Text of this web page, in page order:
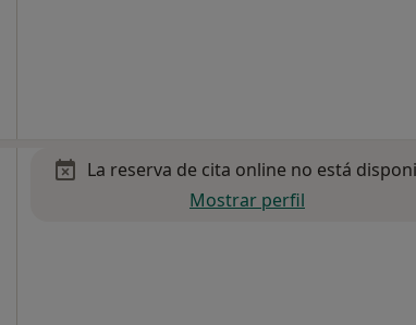
La reserva de cita online no está
Mostrar perfil